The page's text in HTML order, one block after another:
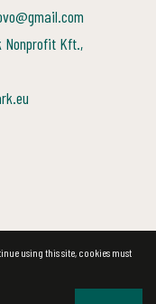
Nonprofit Kft.,
using this site, cookies must